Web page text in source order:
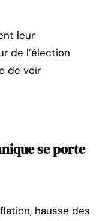
leur
de l’élection
de voir
se porte
hausse des